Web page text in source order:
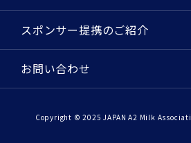
スポンサー提携のご紹介
お問い合わせ
Copyright © 2025 JAPAN A2 Milk